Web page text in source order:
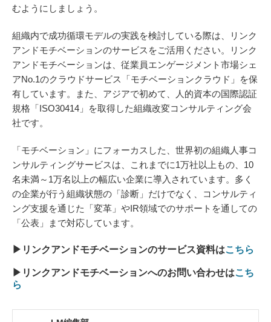
むようにしましょう。
組織内で成功循環モデルの実践を検討している際は、リンク
アンドモチベーションのサービスをご活用ください。リンク
アンドモチベーションは、従業員エンゲージメント市場シェ
アNo.1のクラウドサービス「モチベーションクラウド」を保
有しています。また、アジアで初めて、人的資本の国際認証
規格「ISO30414」を取得した組織改変コンサルティング会
社です。
「モチベーション」にフォーカスした、世界初の組織人事コ
ンサルティングサービスは、これまでに1万社以上もの、10
名未満～1万名以上の幅広い企業に導入されています。多く
の企業が行う組織状態の「診断」だけでなく、コンサルティ
ング支援を通じた「変革」やIR領域でのサポートを通しての
「公表」まで対応しています。
▶リンクアンドモチベーションのサービス資料はこちら
▶リンクアンドモチベーションへのお問い合わせはこち
ら